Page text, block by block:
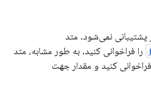
پشتیبانی نمی‌شود. متد
را فراخوانی کنید. به طور مشابه، متد
فراخوانی کنید و مقدار جهت